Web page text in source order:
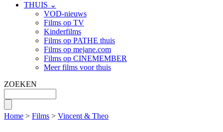
THUIS ⌄
VOD-nieuws
Films op TV
Kinderfilms
Films op PATHE thuis
Films op mejane.com
Films op CINEMEMBER
Meer films voor thuis
ZOEKEN
Home > Films > Vincent & Theo